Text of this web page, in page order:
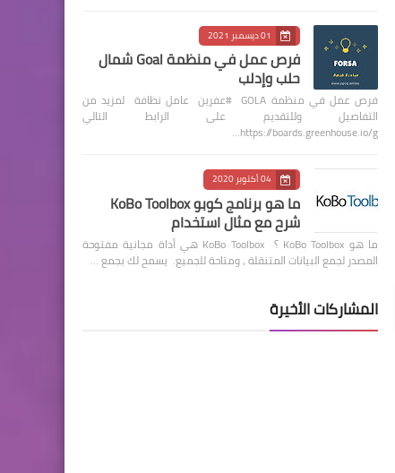
01 ديسمبر 2021
فرص عمل في منظمة Goal شمال
حلب وإدلب
فرص عمل في منظمة GOLA #عفرين عامل نظافة لمزيد من
التفاصيل وللتقديم على الرابط التالي
https://boards.greenhouse.io/g…
04 أكتوبر 2020
ما هو برنامج كوبو KoBo Toolbox
شرح مع مثال استخدام
ما هو KoBo Toolbox ؟ KoBo Toolbox هي أداة مجانية مفتوحة
المصدر لجمع البيانات المتنقلة ، ومتاحة للجميع. يسمح لك بجمع …
المشاركات الأخيرة